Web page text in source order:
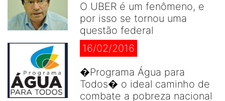
O UBER é um fenômeno, e
por isso se tornou uma
questão federal
16/02/2016
�Programa Água para
Todos� o ideal caminho de
combate a pobreza nacional